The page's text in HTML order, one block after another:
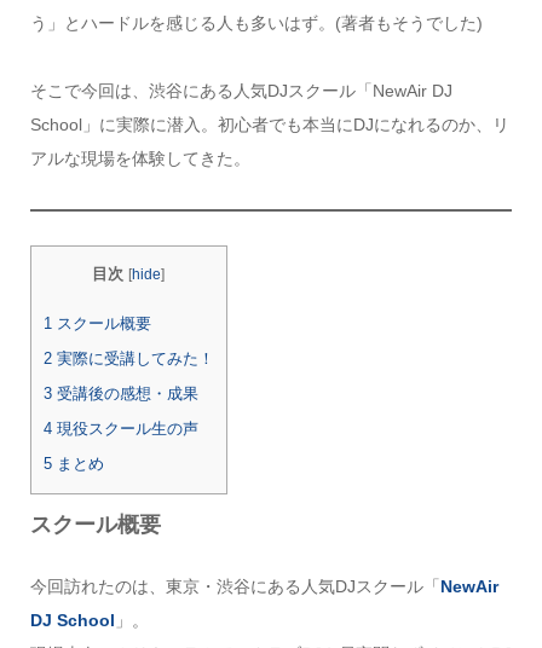
う」とハードルを感じる人も多いはず。(著者もそうでした)
そこで今回は、渋谷にある人気DJスクール「NewAir DJ
School」に実際に潜入。初心者でも本当にDJになれるのか、リ
アルな現場を体験してきた。
目次 [hide]
1スクール概要
2実際に受講してみた！
3受講後の感想・成果
4現役スクール生の声
5まとめ
スクール概要
今回訪れたのは、東京・渋谷にある人気DJスクール「 NewAir
DJ School 」。